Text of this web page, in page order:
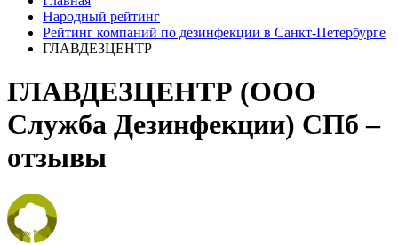
Народный рейтинг
Рейтинг компаний по дезинфекции в Санкт-Петербурге
ГЛАВДЕЗЦЕНТР
ГЛАВДЕЗЦЕНТР (ООО
Служба Дезинфекции) СПб –
отзывы